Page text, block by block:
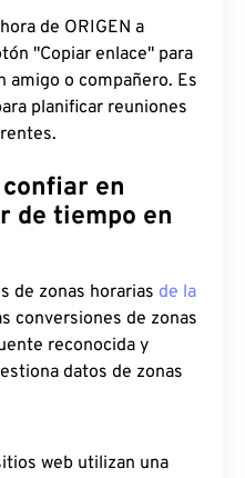
de ORIGEN a
"Copiar enlace" para
amigo o compañero. Es
planificar reuniones
en
de tiempo en
de zonas horarias de la
conversiones de zonas
reconocida y
datos de zonas
web utilizan una